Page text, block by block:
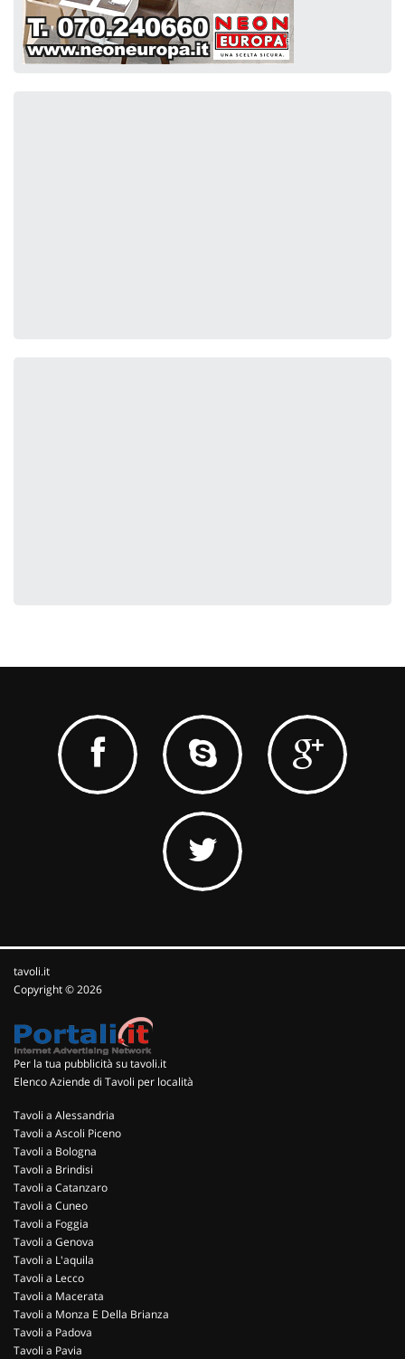
tavoli.it
Copyright © 2026
Per la tua pubblicità su tavoli.it
Elenco Aziende di Tavoli per località
Tavoli a Alessandria
Tavoli a Ascoli Piceno
Tavoli a Bologna
Tavoli a Brindisi
Tavoli a Catanzaro
Tavoli a Cuneo
Tavoli a Foggia
Tavoli a Genova
Tavoli a L'aquila
Tavoli a Lecco
Tavoli a Macerata
Tavoli a Monza E Della Brianza
Tavoli a Padova
Tavoli a Pavia